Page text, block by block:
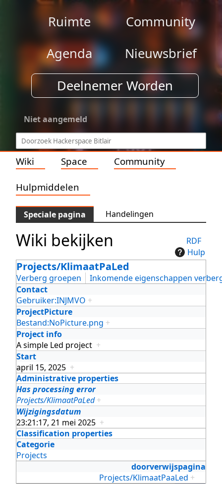
Ruimte
Community
Agenda
Nieuwsbrief
Deelnemer Worden
Niet aangemeld
Wiki Space Community
Hulpmiddelen
Speciale pagina Handelingen
RDF
Hulp
Wiki bekijken
Projects/KlimaatPaLed
Verberg groepen
Inkomende eigenschappen
Contact
Gebruiker:INJMVO +
ProjectPicture
Bestand:NoPicture.png +
Project info
A simple Led project +
Start
april 15, 2025 +
Administrative properties
Has processing error
Projects/KlimaatPaLed +
Wijzigingsdatum
23:21:17, 21 mei 2025 +
Classification properties
Categorie
Projects
doorverwijspagina
Projects/KlimaatPaaLed +